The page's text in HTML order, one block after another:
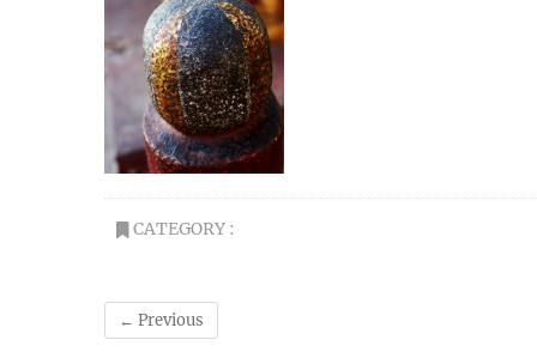
CATEGORY :
← Previous